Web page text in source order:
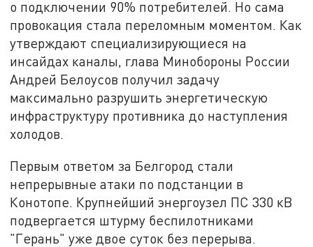
о подключении 90% потребителей. Но сама
провокация стала переломным моментом. Как
утверждают специализирующиеся на
инсайдах каналы, глава Минобороны России
Андрей Белоусов получил задачу
максимально разрушить энергетическую
инфраструктуру противника до наступления
холодов.
Первым ответом за Белгород стали
непрерывные атаки по подстанции в
Конотопе. Крупнейший энергоузел ПС 330 кВ
подвергается штурму беспилотниками
"Герань" уже двое суток без перерыва.